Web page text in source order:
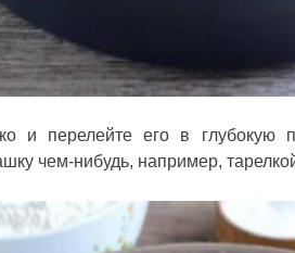
и перелейте его в глубокую
чем-нибудь, например,